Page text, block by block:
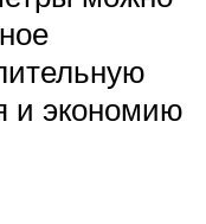
и экономию